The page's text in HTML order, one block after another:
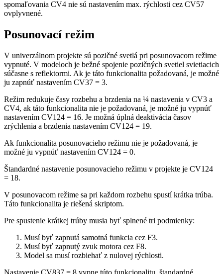
spomaľovania CV4 nie sú nastavením max. rýchlosti cez CV57
ovplyvnené.
Posunovací režim
V univerzálnom projekte sú pozičné svetlá pri posunovacom režime
vypnuté. V modeloch je bežné spojenie pozičných svetiel svietiacich
súčasne s reflektormi. Ak je táto funkcionalita požadovaná, je možné
ju zapnúť nastavením CV37 = 3.
Režim redukuje časy rozbehu a brzdenia na ¼ nastavenia v CV3 a
CV4, ak táto funkcionalita nie je požadovaná, je možné ju vypnúť
nastavením CV124 = 16. Je možná úplná deaktivácia časov
zrýchlenia a brzdenia nastavením CV124 = 19.
Ak funkcionalita posunovacieho režimu nie je požadovaná, je
možné ju vypnúť nastavením CV124 = 0.
Štandardné nastavenie posunovacieho režimu v projekte je CV124
= 18.
V posunovacom režime sa pri každom rozbehu spustí krátka trúba.
Táto funkcionalita je riešená skriptom.
Pre spustenie krátkej trúby musia byť splnené tri podmienky:
Musí byť zapnutá samotná funkcia cez F3.
Musí byť zapnutý zvuk motora cez F8.
Model sa musí rozbiehať z nulovej rýchlosti.
Nastavenie CV837 = 8 vypne túto funkcionalitu, štandardné